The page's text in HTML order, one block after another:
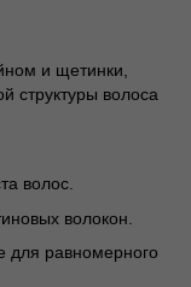
и щетинки,
структуры волоса
волос.
волокон.
для равномерного